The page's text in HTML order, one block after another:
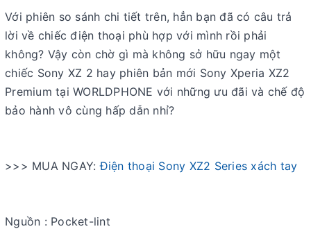
Với phiên so sánh chi tiết trên, hẳn bạn đã có câu trả
lời về chiếc điện thoại phù hợp với mình rồi phải
không? Vậy còn chờ gì mà không sở hữu ngay một
chiếc Sony XZ 2 hay phiên bản mới Sony Xperia XZ2
Premium tại WORLDPHONE với những ưu đãi và chế độ
bảo hành vô cùng hấp dẫn nhỉ?
>>> MUA NGAY:Điện thoại Sony XZ2 Series xách tay
Nguồn : Pocket-lint